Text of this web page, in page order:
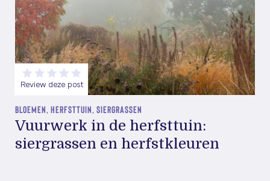
Review deze post
BLOEMEN, HERFSTTUIN, SIERGRASSEN
Vuurwerk in de herfsttuin:
siergrassen en herfstkleuren